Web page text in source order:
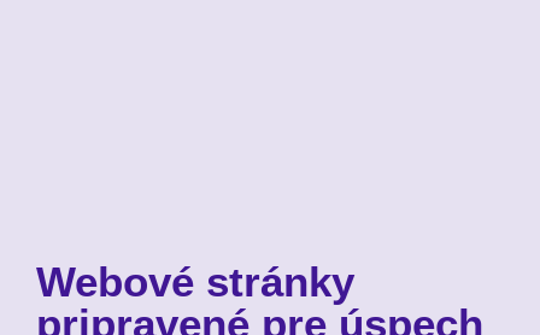
Webové stránky
pripravené pre úspech